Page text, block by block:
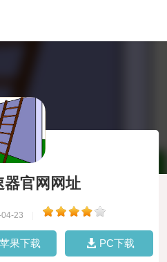
器官网网址
23
苹果下载 PC下载